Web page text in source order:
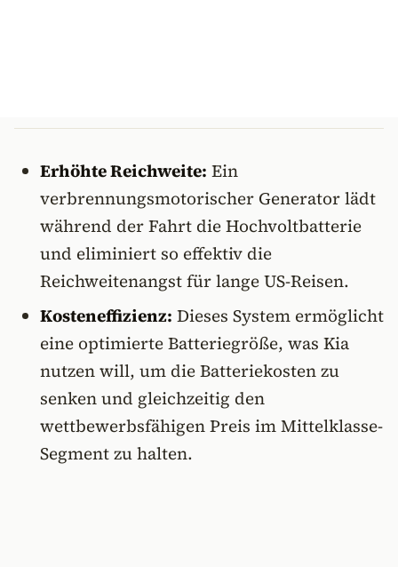
Erhöhte Reichweite: Ein
verbrennungsmotorischer Generator lädt
während der Fahrt die Hochvoltbatterie
und eliminiert so effektiv die
Reichweitenangst für lange US-Reisen.
Kosteneffizienz: Dieses System ermöglicht
eine optimierte Batteriegröße, was Kia
nutzen will, um die Batteriekosten zu
senken und gleichzeitig den
wettbewerbsfähigen Preis im Mittelklasse-
Segment zu halten.